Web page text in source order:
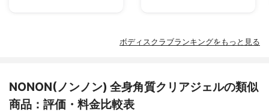
ボディスクラブランキングをもっと見る
NONON(ノンノン) 全身角質クリアジェルの類似
商品：評価・料金比較表